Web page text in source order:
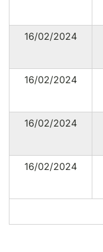
16/02/2024
16/02/2024
16/02/2024
16/02/2024